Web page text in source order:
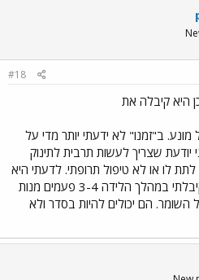
#18
היא קיבלה את
מונע. ב"זמנו" לא ידעתי יותר מדי על
יודעת שצריך לעשות תרבית לתינוק
לו או לא טיפול תרופתי. לדעתי היא
היתה בסדר, כי אני קיבלתי במהלך הלידה 3-4 פעמים מנות
השומר. הם יכולים להיות בסדר ולא